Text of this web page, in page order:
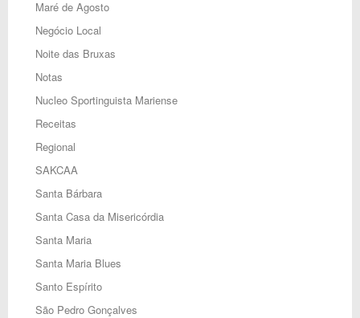
Maré de Agosto
Negócio Local
Noite das Bruxas
Notas
Nucleo Sportinguista Mariense
Receitas
Regional
SAKCAA
Santa Bárbara
Santa Casa da Misericórdia
Santa Maria
Santa Maria Blues
Santo Espírito
São Pedro Gonçalves